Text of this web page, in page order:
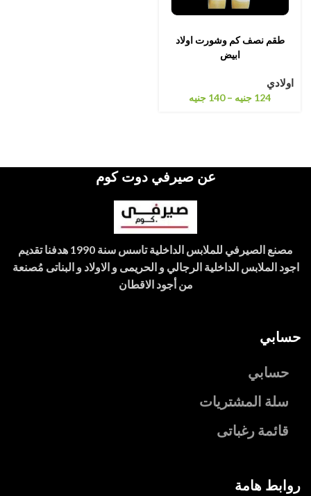
طقم نصف كم وشورت اولاد
ابيض
اولادي
124 جنيه –
140 جنيه
عن صيرفي دوت كوم
مصنع الصيرفي للملابس الداخلية تاسس سنة 1990 هدفنا تقديم
اجود الملابس الداخلية الرجالي و الحريمى و الاولاد و البناتى مُصنعة
من أجود الاقطان
حسابي
حسابي
سلة المشتريات
قائمة رغباتى
روابط هامة